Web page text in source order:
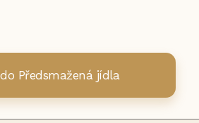
Předsmažená jídla